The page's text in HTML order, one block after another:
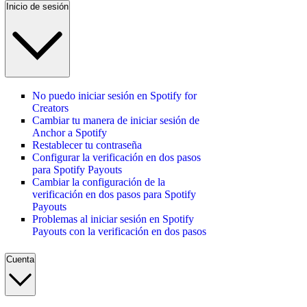
Inicio de sesión
No puedo iniciar sesión en Spotify for
Creators
Cambiar tu manera de iniciar sesión de
Anchor a Spotify
Restablecer tu contraseña
Configurar la verificación en dos pasos
para Spotify Payouts
Cambiar la configuración de la
verificación en dos pasos para Spotify
Payouts
Problemas al iniciar sesión en Spotify
Payouts con la verificación en dos pasos
Cuenta